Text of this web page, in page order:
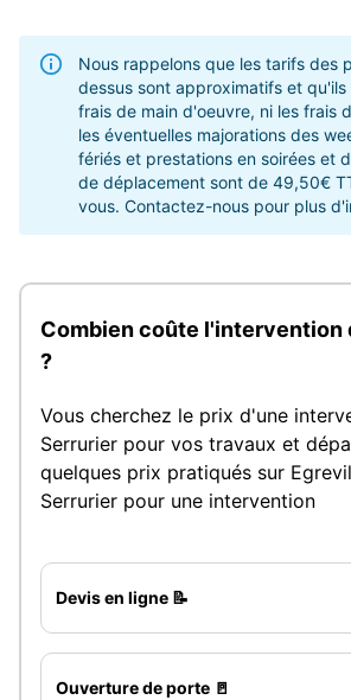
Nous rappelons que les tarifs des
dessus sont approximatifs et qu'ils
frais de main d'oeuvre, ni les frais
les éventuelles majorations des
fériés et prestations en soirées et
de déplacement sont de 49,50€
vous. Contactez-nous pour plus
Combien coûte l'intervention
?
Vous cherchez le prix d'une
Serrurier pour vos travaux et
quelques prix pratiqués sur
Serrurier pour une intervention
Devis en ligne 📝
Ouverture de porte 🚪